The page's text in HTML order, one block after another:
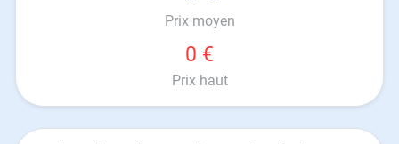
Prix moyen
0 €
Prix haut